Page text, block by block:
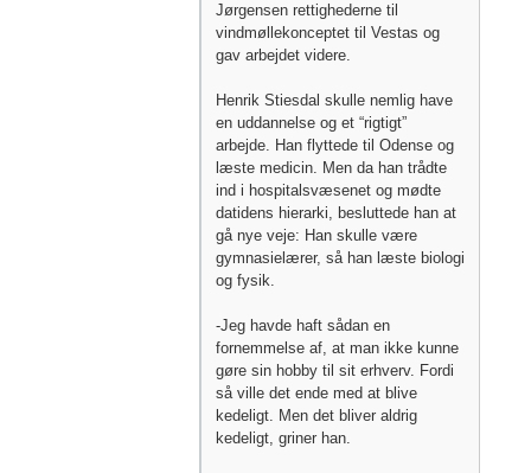
Jørgensen rettighederne til
vindmøllekonceptet til Vestas og
gav arbejdet videre.
Henrik Stiesdal skulle nemlig have
en uddannelse og et “rigtigt”
arbejde. Han flyttede til Odense og
læste medicin. Men da han trådte
ind i hospitalsvæsenet og mødte
datidens hierarki, besluttede han at
gå nye veje: Han skulle være
gymnasielærer, så han læste biologi
og fysik.
-Jeg havde haft sådan en
fornemmelse af, at man ikke kunne
gøre sin hobby til sit erhverv. Fordi
så ville det ende med at blive
kedeligt. Men det bliver aldrig
kedeligt, griner han.